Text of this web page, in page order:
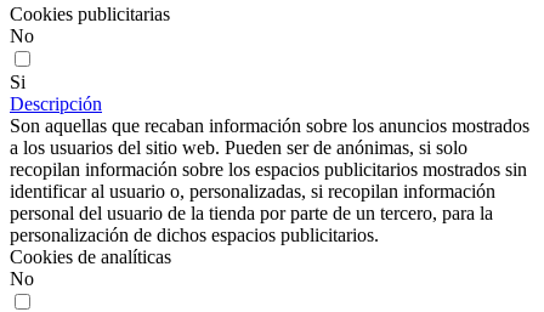
Cookies publicitarias
No
Si
Descripción
Son aquellas que recaban información sobre los anuncios mostrados
a los usuarios del sitio web. Pueden ser de anónimas, si solo
recopilan información sobre los espacios publicitarios mostrados sin
identificar al usuario o, personalizadas, si recopilan información
personal del usuario de la tienda por parte de un tercero, para la
personalización de dichos espacios publicitarios.
Cookies de analíticas
No